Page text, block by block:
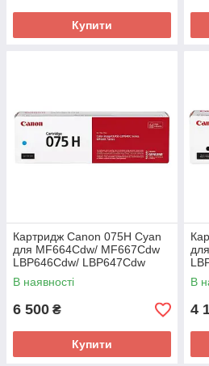
Купити
Картридж Canon 075H Cyan
для MF664Cdw/ MF667Cdw
LBP646Cdw/ LBP647Cdw
(6368C002AA)
В наявності
6 500 ₴
Купити
В
4